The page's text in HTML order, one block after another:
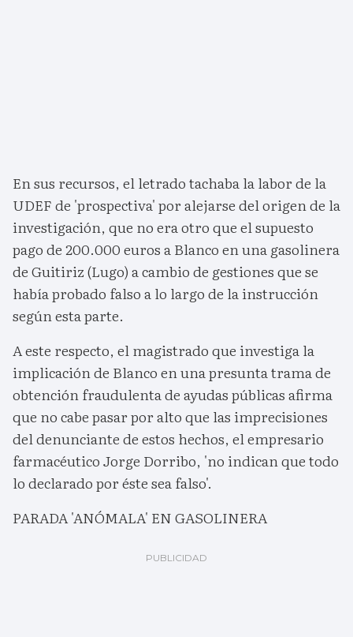
En sus recursos, el letrado tachaba la labor de la
UDEF de 'prospectiva' por alejarse del origen de la
investigación, que no era otro que el supuesto
pago de 200.000 euros a Blanco en una gasolinera
de Guitiriz (Lugo) a cambio de gestiones que se
había probado falso a lo largo de la instrucción
según esta parte.
A este respecto, el magistrado que investiga la
implicación de Blanco en una presunta trama de
obtención fraudulenta de ayudas públicas afirma
que no cabe pasar por alto que las imprecisiones
del denunciante de estos hechos, el empresario
farmacéutico Jorge Dorribo, 'no indican que todo
lo declarado por éste sea falso'.
PARADA 'ANÓMALA' EN GASOLINERA